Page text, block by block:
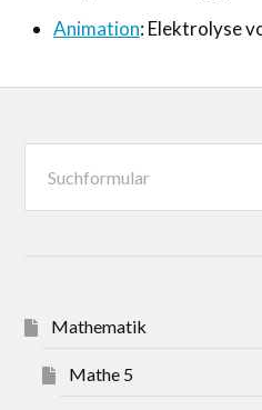
Animation: Elektrolyse
Mathematik
Mathe 5